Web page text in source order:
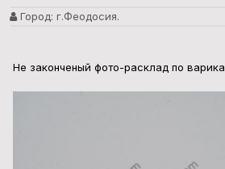
Город: г.Феодосия.
Не законченый фото-расклад по